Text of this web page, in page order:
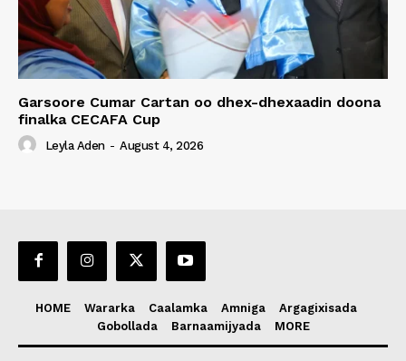
Garsoore Cumar Cartan oo dhex-dhexaadin doona
finalka CECAFA Cup
Leyla Aden - August 4, 2026
HOME Wararka Caalamka Amniga
Argagixisada
Gobollada
Barnaamijyada MORE